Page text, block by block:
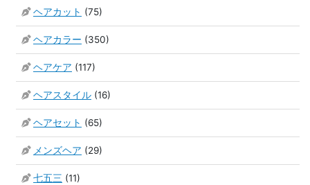
ヘアカット (75)
ヘアカラー (350)
ヘアケア (117)
ヘアスタイル (16)
ヘアセット (65)
メンズヘア (29)
七五三 (11)